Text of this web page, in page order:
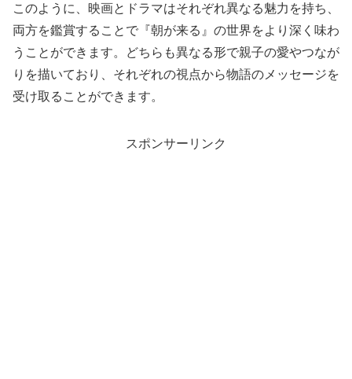
このように、映画とドラマはそれぞれ異なる魅力を持ち、
両方を鑑賞することで『朝が来る』の世界をより深く味わ
うことができます。どちらも異なる形で親子の愛やつなが
りを描いており、それぞれの視点から物語のメッセージを
受け取ることができます。
スポンサーリンク